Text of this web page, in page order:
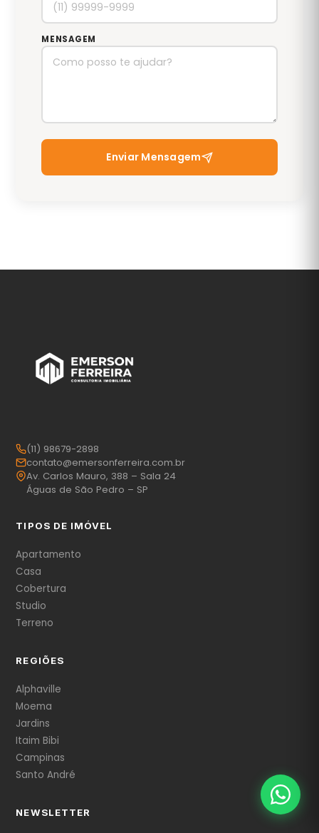
MENSAGEM
Enviar Mensagem
(11) 98679-2898
contato@emersonferreira.com.br
Av. Carlos Mauro, 388 – Sala 24
Águas de São Pedro – SP
TIPOS DE IMÓVEL
Apartamento
Casa
Cobertura
Studio
Terreno
REGIÕES
Alphaville
Moema
Jardins
Itaim Bibi
Campinas
Santo André
NEWSLETTER